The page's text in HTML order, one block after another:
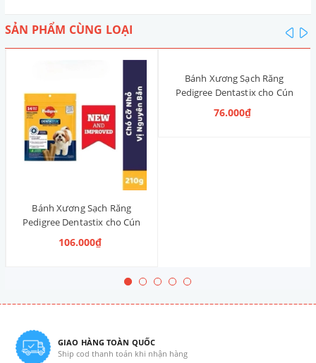
SẢN PHẨM CÙNG LOẠI
Bánh Xương Sạch Răng
Pedigree Dentastix cho Cún
vừa 210g (14 Thanh, Vị Truyền
Thống)
106.000₫
Bánh Xương Sạch Răng
Pedigree Dentastix cho Cún
nhỏ 120g (14 Thanh, Vị Truyền
Thống)
76.000₫
GIAO HÀNG TOÀN QUỐC
Ship cod thanh toán khi nhận hàng